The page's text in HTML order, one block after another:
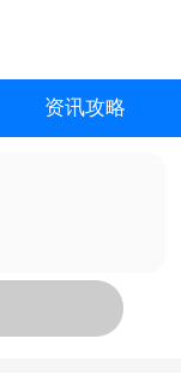
资讯攻略